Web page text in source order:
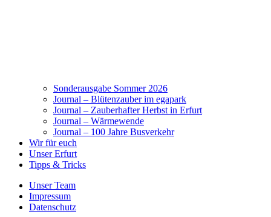
Sonderausgabe Sommer 2026
Journal – Blütenzauber im egapark
Journal – Zauberhafter Herbst in Erfurt
Journal – Wärmewende
Journal – 100 Jahre Busverkehr
Wir für euch
Unser Erfurt
Tipps & Tricks
Unser Team
Impressum
Datenschutz